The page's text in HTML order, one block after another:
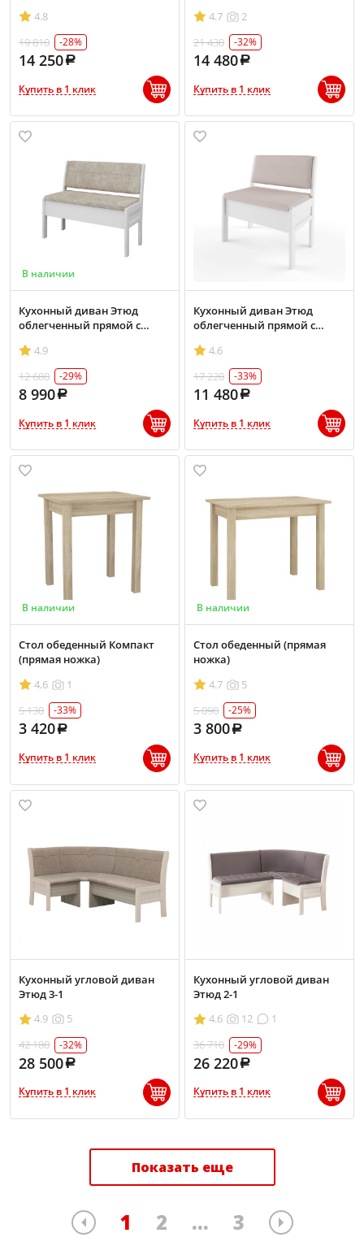
4.8
19 810
-28%
14 250
Купить в 1 клик
4.7
2
21 430
-32%
14 480
Купить в 1 клик
В наличии
Кухонный диван Этюд
облегченный прямой с
4.9
12 680
-29%
8 990
Купить в 1 клик
Кухонный диван Этюд
облегченный прямой с
4.6
17 220
-33%
11 480
Купить в 1 клик
В наличии
Стол обеденный Компакт
(прямая ножка)
4.6
1
5 130
-33%
3 420
Купить в 1 клик
В наличии
Стол обеденный (прямая
ножка)
4.7
5
5 090
-25%
3 800
Купить в 1 клик
Кухонный угловой диван
Этюд 3-1
4.9
5
42 180
-32%
28 500
Купить в 1 клик
Кухонный угловой диван
Этюд 2-1
4.6
12
1
36 710
-29%
26 220
Купить в 1 клик
Показать еще
1 2 ... 3